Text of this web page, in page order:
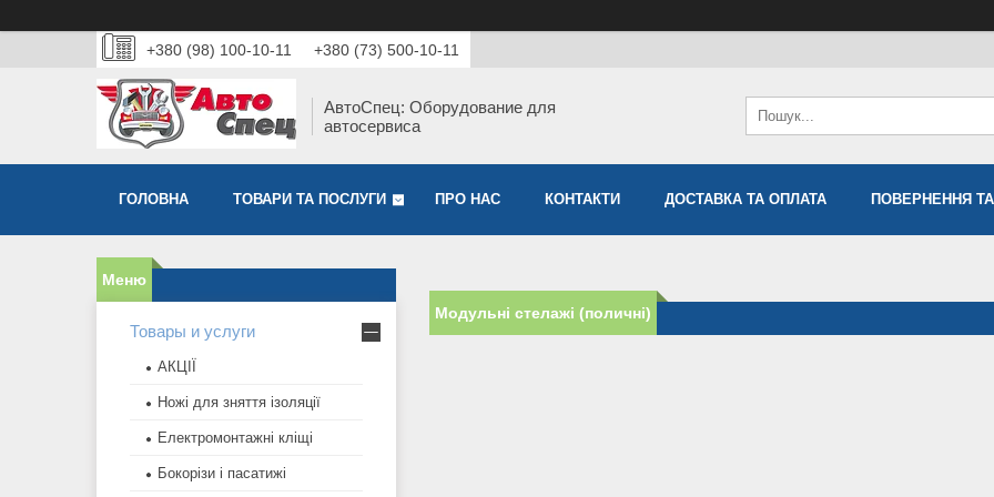
+380 (98) 100-10-11 +380 (73) 500-10-11
АвтоСпец: Оборудование для
автосервиса
ГОЛОВНА ТОВАРИ ТА ПОСЛУГИ ПРО НАС КОНТАКТИ ДОСТАВКА ТА ОПЛАТА ПОВЕРНЕННЯ
Модульні стелажі (поличні)
Товары и услуги
АКЦІЇ
Ножі для зняття ізоляції
Електромонтажні кліщі
Бокорізи і пасатижі